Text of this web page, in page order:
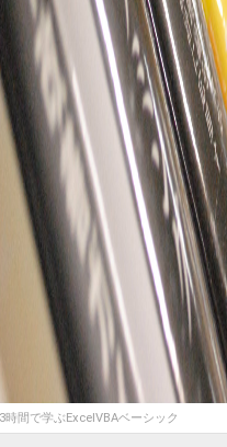
3時間で学ぶExcelVBAベーシック